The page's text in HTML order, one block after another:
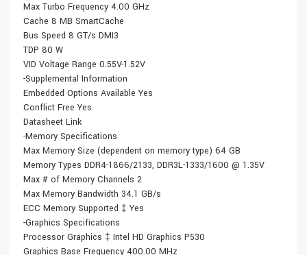
Max Turbo Frequency 4.00 GHz
Cache 8 MB SmartCache
Bus Speed 8 GT/s DMI3
TDP 80 W
VID Voltage Range 0.55V-1.52V
-Supplemental Information
Embedded Options Available Yes
Conflict Free Yes
Datasheet Link
-Memory Specifications
Max Memory Size (dependent on memory type) 64 GB
Memory Types DDR4-1866/2133, DDR3L-1333/1600 @ 1.35V
Max # of Memory Channels 2
Max Memory Bandwidth 34.1 GB/s
ECC Memory Supported ‡ Yes
-Graphics Specifications
Processor Graphics ‡ Intel HD Graphics P530
Graphics Base Frequency 400.00 MHz